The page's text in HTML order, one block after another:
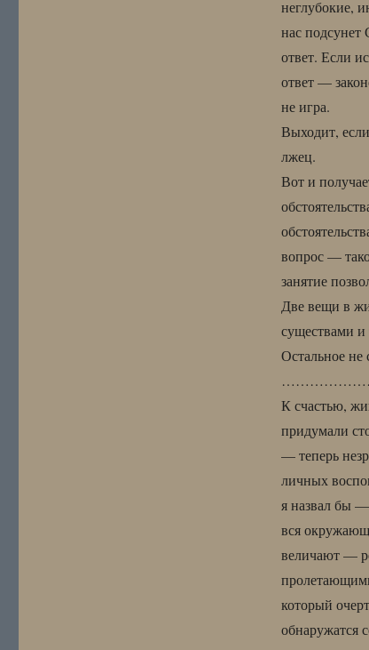
неглубокие,
нас подсунет
ответ. Если
ответ —
не игра.
Выходит,
лжец.
Вот и
вопрос —
занятие
Две вещи в
существами и
Остальное не
К счастью,
придумали
— теперь
личных
я назвал бы
вся
величают —
который
обнаружатся